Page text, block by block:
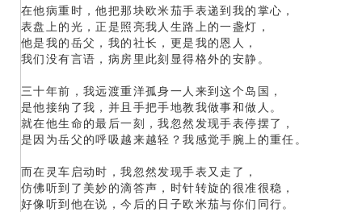
在他病重时，他把那块欧米茄手表递到我的掌心，
表盘上的光，正是照亮我人生路上的一盏灯，
他是我的岳父，我的社长，更是我的恩人，
我们没有言语，病房里此刻显得格外的安静。
三十年前，我远渡重洋孤身一人来到这个岛国，
是他接纳了我，并且手把手地教我做事和做人。
就在他生命的最后一刻，我忽然发现手表停摆了，
是因为岳父的呼吸越来越轻？我感觉手腕上的重任。
而在灵车启动时，我忽然发现手表又走了，
仿佛听到了美妙的滴答声，时针转旋的很准很稳，
好像听到他在说，今后的日子欧米茄与你们同行。